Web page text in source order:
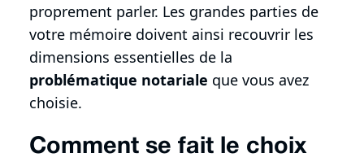
proprement parler. Les grandes parties de
votre mémoire doivent ainsi recouvrir les
dimensions essentielles de la
problématique notariale que vous avez
choisie.
Comment se fait le choix